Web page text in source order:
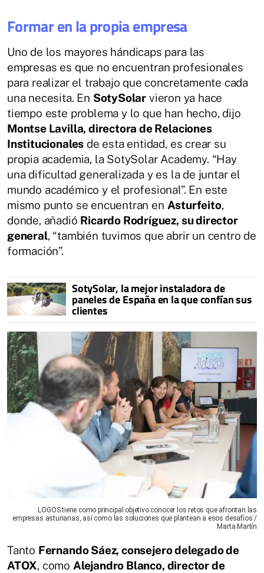
Formar en la propia empresa
Uno de los mayores hándicaps para las
empresas es que no encuentran profesionales
para realizar el trabajo que concretamente cada
una necesita. En SotySolar vieron ya hace
tiempo este problema y lo que han hecho, dijo
Montse Lavilla, directora de Relaciones
Institucionales de esta entidad, es crear su
propia academia, la SotySolar Academy. “Hay
una dificultad generalizada y es la de juntar el
mundo académico y el profesional”. En este
mismo punto se encuentran en Asturfeito,
donde, añadió Ricardo Rodríguez, su director
general, “también tuvimos que abrir un centro de
formación”.
SotySolar, la mejor instaladora de
paneles de España en la que confían sus
clientes
LOGOS tiene como principal objetivo conocer los retos que afrontan las
empresas asturianas, así como las soluciones que plantean a esos desafíos /
Marta Martín
Tanto Fernando Sáez, consejero delegado de
ATOX, como Alejandro Blanco, director de